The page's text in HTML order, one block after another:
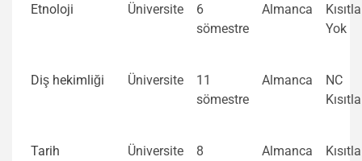
Etnoloji Üniversite
6
sömestre
Almanca
Yok
Diş hekimliği Üniversite
11
sömestre
Almanca
NC
Tarih Üniversite
8
Almanca